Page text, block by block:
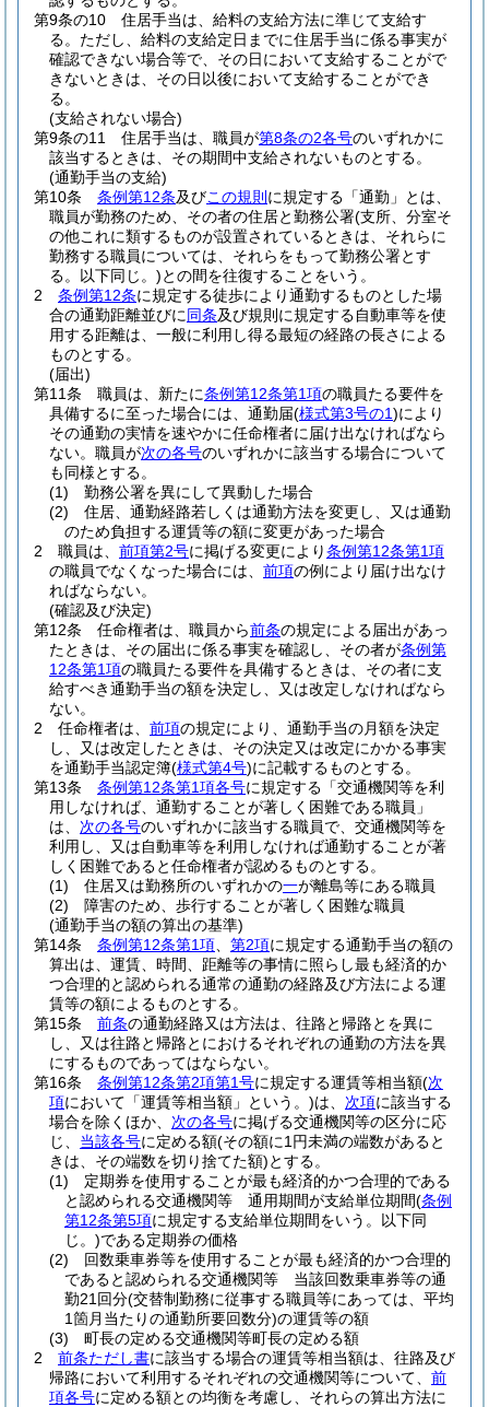
第9条の10
住居手当は、給料の支給方法に準じて支給す
る。 ただし、給料の支給定日までに住居手当に係る事実が
確認できない場合等で、その日において支給することがで
きないときは、その日以後において支給することができ
る。
(支給されない場合)
第9条の11
住居手当は、職員が第8条の2各号のいずれかに
該当するときは、その期間中支給されないものとする。
(通勤手当の支給)
第10条
条例第12条及びこの規則 に規定する「通勤」とは、
職員が勤務のため、その者の住居と勤務公署(支所、分室そ
の他これに類するものが設置されているときは、それらに
勤務する職員については、それらをもって勤務公署とす
る。以下同じ。)との間を往復することをいう。
2
条例第12条に規定する徒歩により通勤するものとした場
合の通勤距離並びに同条及び規則に規定する自動車等を使
用する距離は、一般に利用し得る最短の経路の長さによる
ものとする。
(届出)
第11条
職員は、新たに条例第12条第1項の職員たる要件を
具備するに至った場合には、通勤届(様式第3号の1)により
その通勤の実情を速やかに任命権者に届け出なければなら
ない。 職員が次の各号のいずれかに該当する場合について
も同様とする。
(1)
勤務公署を異にして異動した場合
(2)
住居、通勤経路若しくは通勤方法を変更し、又は通勤
のため負担する運賃等の額に変更があった場合
2
職員は、 前項第2号に掲げる変更により条例第12条第1項
の職員でなくなった場合には、 前項の例により届け出なけ
ればならない。
(確認及び決定)
第12条
任命権者は、職員から前条の規定による届出があっ
たときは、その届出に係る事実を確認し、その者が条例第
12条第1項の職員たる要件を具備するときは、その者に支
給すべき通勤手当の額を決定し、又は改定しなければなら
ない。
2
任命権者は、 前項の規定により、通勤手当の月額を決定
し、又は改定したときは、その決定又は改定にかかる事実
を通勤手当認定簿(様式第4号)に記載するものとする。
第13条
条例第12条第1項各号に規定する「交通機関等を利
用しなければ、通勤することが著しく困難である職員」
は、 次の各号のいずれかに該当する職員で、交通機関等を
利用し、又は自動車等を利用しなければ通勤することが著
しく困難であると任命権者が認めるものとする。
(1)
住居又は勤務所のいずれかの一が離島等にある職員
(2)
障害のため、歩行することが著しく困難な職員
(通勤手当の額の算出の基準)
第14条
条例第12条第1項 第2項に規定する通勤手当の額の
算出は、運賃、時間、距離等の事情に照らし最も経済的か
つ合理的と認められる通常の通勤の経路及び方法による運
賃等の額によるものとする。
第15条
前条の通勤経路又は方法は、往路と帰路とを異に
し、又は往路と帰路とにおけるそれぞれの通勤の方法を異
にするものであってはならない。
第16条
条例第12条第2項第1号に規定する運賃等相当額(次
項において「運賃等相当額」という。)は、 次項に該当する
場合を除くほか、 次の各号に掲げる交通機関等の区分に応
じ、 当該各号に定める額(その額に1円未満の端数があると
きは、その端数を切り捨てた額)とする。
(1)
定期券を使用することが最も経済的かつ合理的である
と認められる交通機関等 通用期間が支給単位期間(条例
第12条第5項に規定する支給単位期間をいう。以下同
じ。)である定期券の価格
(2)
回数乗車券等を使用することが最も経済的かつ合理的
であると認められる交通機関等 当該回数乗車券等の通
勤21回分(交替制勤務に従事する職員等にあっては、平均
1箇月当たりの通勤所要回数分)の運賃等の額
(3)
町長の定める交通機関等町長の定める額
2
前条ただし書に該当する場合の運賃等相当額は、往路及び
帰路において利用するそれぞれの交通機関等について、 前
項各号に定める額との均衡を考慮し、それらの算出方法に